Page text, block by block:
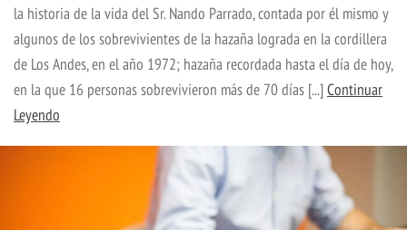
la historia de la vida del Sr. Nando Parrado, contada por él mismo y
algunos de los sobrevivientes de la hazaña lograda en la cordillera
de Los Andes, en el año 1972; hazaña recordada hasta el día de hoy,
en la que 16 personas sobrevivieron más de 70 días [...]Continuar
Leyendo